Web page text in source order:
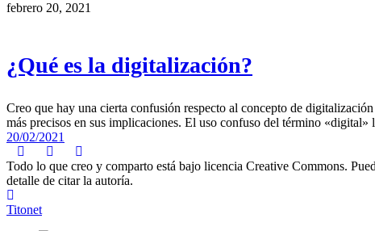
febrero 20, 2021
¿Qué es la digitalización?
Creo que hay una cierta confusión respecto al concepto de
más precisos en sus implicaciones. El uso confuso del término
20/02/2021
Todo lo que creo y comparto está bajo licencia Creative Commons.
detalle de citar la autoría.
Titonet